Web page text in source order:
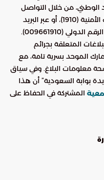
الوطني، من خلال التواصل
معها عبر الرقم المخصص للبلاغات الأمنية (1910)، أو عبر البريد
الإلكتروني ([email protected])، أو الرقم الدولي (009661910).
المتعلقة بجرائم
الموحد بسرية تامة، مع
معلومات البلاغ. وفي سياق
بوابة السعودية” أن هذا
المشتركة في الحفاظ على